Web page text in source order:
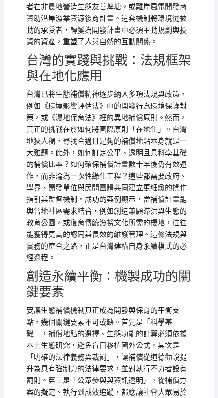
者在非農地營造生態友善埤塘，或離岸風電開發商
資助沿岸漁業資源復育計畫。這套機制將環境從被
動的承受者，轉變為開發計畫中必須主動規劃與投
資的資產，重塑了人與自然的互動關係。
台灣的實踐與挑戰：法規框架
與在地化應用
台灣已將生態補償精神逐步納入多項法規與政策，
例如《環境影響評估法》中的開發行為環境保護對
策，或《濕地保育法》裡的異地補償原則。然而，
真正的挑戰在於如何將國際原則「在地化」。台灣
地狹人稠，尋找合適且足夠的補償地點本身就是一
大難題。此外，如何訂定公平、透明且具科學基礎
的補償比率？如何確保補償計畫數十年後仍有效運
作，而非淪為一次性綠化工程？這些都需要政府、
學界、開發單位與民間團體共同建立更細緻的操作
指引與監督機制。成功的案例顯示，當補償計畫能
與當地社區需求結合，例如創造兼顧滯洪與生態的
教育公園，或復育傳統漁撈文化所需的棲地，往往
能獲得更高的認同與長效的維護管理。這條法規與
實務的磨合之路，正是台灣建構自身永續模式的必
經過程。
創造永續平衡：機製成功的關
鍵要素
要讓生態補償機制真正成為開發與保育的平衡支
點，幾個關鍵要素不可或缺。首先是「科學基
礎」，補償地點的選擇、生態功能的計算必須依據
本土生態研究，避免盲目移植國外公式。其次是
「明確的法律義務與裁罰」，讓補償從道德勸說提
升為具有強制力的法律要求，並對執行不力者設有
罰則。第三是「公眾參與與資訊透明」，從補償方
案的擬定、執行到成效追蹤，都應讓社會大眾易於